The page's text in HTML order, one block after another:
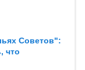
Советов":
что